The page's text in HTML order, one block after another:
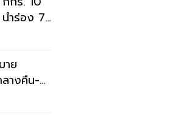
ำร่อง 7
าย
างคืน-